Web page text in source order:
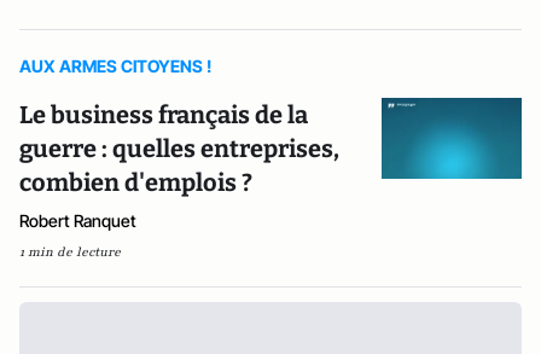
AUX ARMES CITOYENS !
Le business français de la
guerre : quelles entreprises,
combien d'emplois ?
Robert Ranquet
1 min de lecture